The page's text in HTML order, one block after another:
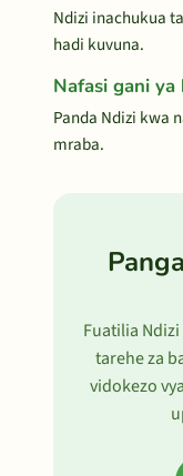
Ndizi inachukua
hadi kuvuna.
Nafasi gani ya
Panda Ndizi kwa
mraba.
Fuatilia
tarehe za
vidokezo